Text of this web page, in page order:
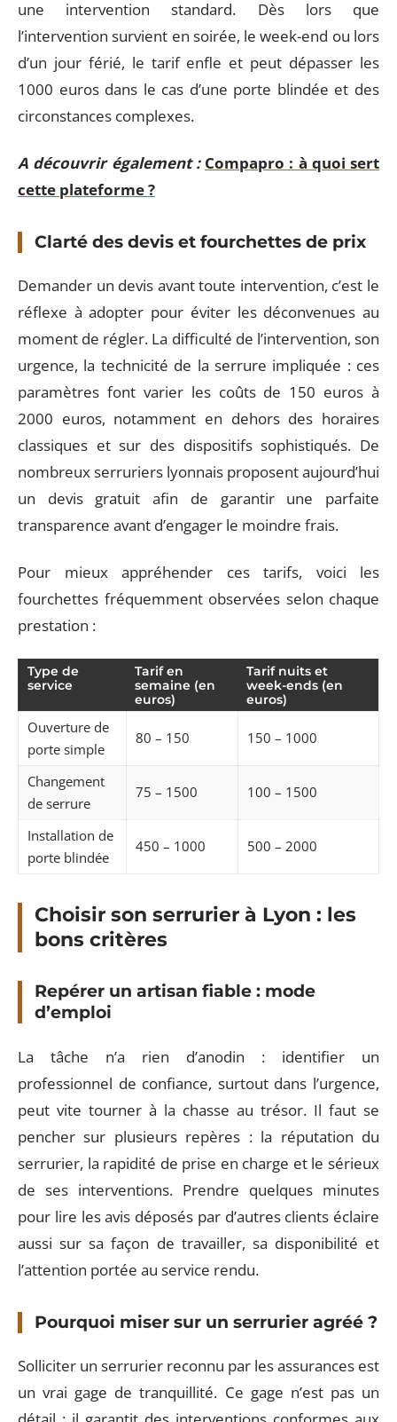
une intervention standard. Dès lors que
l’intervention survient en soirée, le week-end ou lors
d’un jour férié, le tarif enfle et peut dépasser les
1000 euros dans le cas d’une porte blindée et des
circonstances complexes.
A découvrir également : Compapro : à quoi sert
cette plateforme ?
Clarté des devis et fourchettes de prix
Demander un devis avant toute intervention, c’est le
réflexe à adopter pour éviter les déconvenues au
moment de régler. La difficulté de l’intervention, son
urgence, la technicité de la serrure impliquée : ces
paramètres font varier les coûts de 150 euros à
2000 euros, notamment en dehors des horaires
classiques et sur des dispositifs sophistiqués. De
nombreux serruriers lyonnais proposent aujourd’hui
un devis gratuit afin de garantir une parfaite
transparence avant d’engager le moindre frais.
Pour mieux appréhender ces tarifs, voici les
fourchettes fréquemment observées selon chaque
prestation :
Type de
service
Tarif en
semaine (en
euros)
Tarif nuits et
week-ends (en
euros)
Ouverture de
porte simple
80 – 150 150 – 1000
Changement
de serrure
75 – 1500 100 – 1500
Installation de
porte blindée
450 – 1000 500 – 2000
Choisir son serrurier à Lyon : les
bons critères
Repérer un artisan fiable : mode
d’emploi
La tâche n’a rien d’anodin : identifier un
professionnel de confiance, surtout dans l’urgence,
peut vite tourner à la chasse au trésor. Il faut se
pencher sur plusieurs repères : la réputation du
serrurier, la rapidité de prise en charge et le sérieux
de ses interventions. Prendre quelques minutes
pour lire les avis déposés par d’autres clients éclaire
aussi sur sa façon de travailler, sa disponibilité et
l’attention portée au service rendu.
Pourquoi miser sur un serrurier agréé ?
Solliciter un serrurier reconnu par les assurances est
un vrai gage de tranquillité. Ce gage n’est pas un